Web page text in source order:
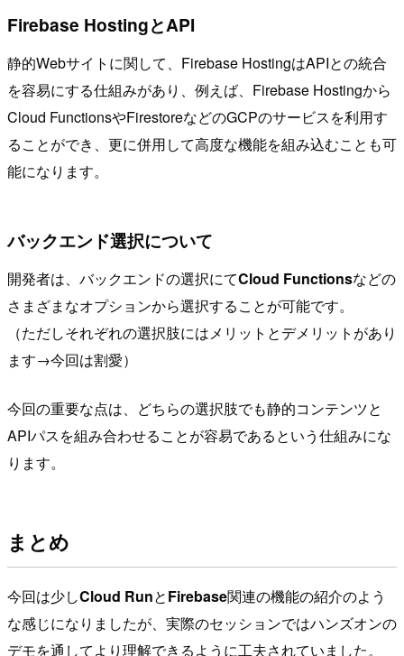
Firebase HostingとAPI
静的Webサイトに関して、Firebase HostingはAPIとの統合
を容易にする仕組みがあり、例えば、Firebase Hostingから
Cloud FunctionsやFirestoreなどのGCPのサービスを利用す
ることができ、更に併用して高度な機能を組み込むことも可
能になります。
バックエンド選択について
開発者は、バックエンドの選択にてCloud Functionsなどの
さまざまなオプションから選択することが可能です。
（ただしそれぞれの選択肢にはメリットとデメリットがあり
ます→今回は割愛）
今回の重要な点は、どちらの選択肢でも静的コンテンツと
APIパスを組み合わせることが容易であるという仕組みにな
ります。
まとめ
今回は少しCloud RunとFirebase関連の機能の紹介のよう
な感じになりましたが、実際のセッションではハンズオンの
デモを通してより理解できるように工夫されていました。